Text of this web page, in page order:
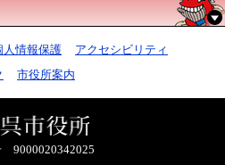
人情報保護
アクセシビリティ
市役所案内
9000020342025